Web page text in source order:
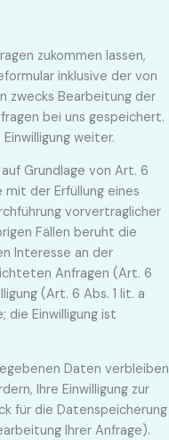
zukommen lassen,
inklusive der von
zwecks Bearbeitung der
bei uns gespeichert.
weiter.
Grundlage von Art. 6
mit der Erfüllung eines
vorvertraglicher
Fällen beruht die
Interesse an der
Anfragen (Art. 6
(Art. 6 Abs. 1 lit. a
die Einwilligung ist
Daten verbleiben
Ihre Einwilligung zur
für die Datenspeicherung
Ihrer Anfrage).